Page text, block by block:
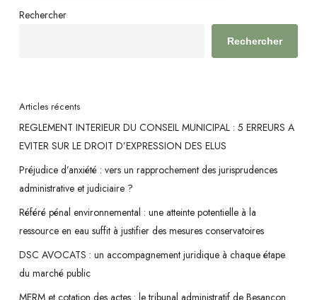
Rechercher
Rechercher
Articles récents
REGLEMENT INTERIEUR DU CONSEIL MUNICIPAL : 5 ERREURS A
EVITER SUR LE DROIT D’EXPRESSION DES ELUS
Préjudice d’anxiété : vers un rapprochement des jurisprudences
administrative et judiciaire ?
Référé pénal environnemental : une atteinte potentielle à la
ressource en eau suffit à justifier des mesures conservatoires
DSC AVOCATS : un accompagnement juridique à chaque étape
du marché public
MERM et cotation des actes : le tribunal administratif de Besançon